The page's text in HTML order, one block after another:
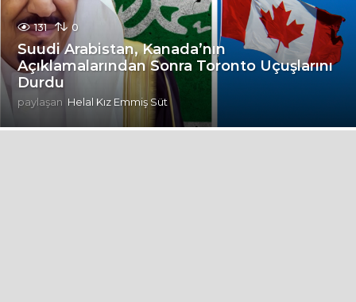
131 0
Suudi Arabistan, Kanada’nın
Açıklamalarından Sonra Toronto Uçuşlarını
Durdu
paylaşan Helal Kız Emmiş Süt